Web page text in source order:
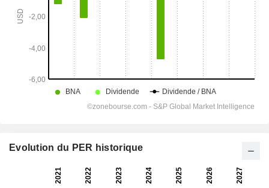
Evolution du PER historique